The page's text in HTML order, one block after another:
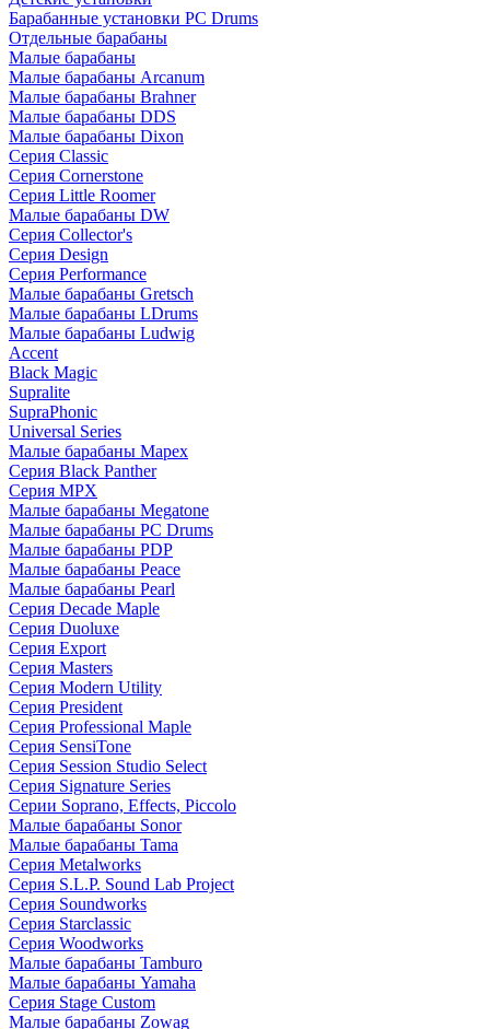
Барабанные установки PC Drums
Отдельные барабаны
Малые барабаны
Малые барабаны Arcanum
Малые барабаны Brahner
Малые барабаны DDS
Малые барабаны Dixon
Серия Classic
Серия Cornerstone
Серия Little Roomer
Малые барабаны DW
Серия Collector's
Серия Design
Серия Performance
Малые барабаны Gretsch
Малые барабаны LDrums
Малые барабаны Ludwig
Accent
Black Magic
Supralite
SupraPhonic
Universal Series
Малые барабаны Mapex
Серия Black Panther
Серия MPX
Малые барабаны Megatone
Малые барабаны PC Drums
Малые барабаны PDP
Малые барабаны Peace
Малые барабаны Pearl
Серия Decade Maple
Серия Duoluxe
Серия Export
Серия Masters
Серия Modern Utility
Серия President
Серия Professional Maple
Серия SensiTone
Серия Session Studio Select
Серия Signature Series
Серии Soprano, Effects, Piccolo
Малые барабаны Sonor
Малые барабаны Tama
Серия Metalworks
Серия S.L.P. Sound Lab Project
Серия Soundworks
Серия Starclassic
Серия Woodworks
Малые барабаны Tamburo
Малые барабаны Yamaha
Серия Stage Custom
Малые барабаны Zowag